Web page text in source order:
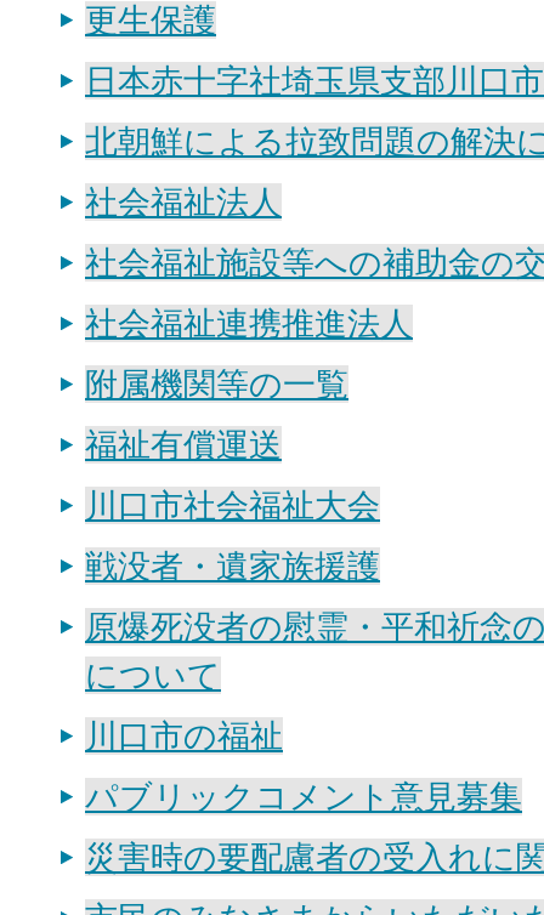
更生保護
日本赤十字社埼玉県支部川口
北朝鮮による拉致問題の解決
社会福祉法人
社会福祉施設等への補助金の
社会福祉連携推進法人
附属機関等の一覧
福祉有償運送
川口市社会福祉大会
戦没者・遺家族援護
原爆死没者の慰霊・平和祈念
について
川口市の福祉
パブリックコメント意見募集
災害時の要配慮者の受入れに